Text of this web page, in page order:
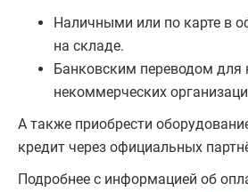
Наличными или по карте в
на складе.
Банковским переводом для
некоммерческих
А также приобрести
кредит через официальных
Подробнее с информацией об